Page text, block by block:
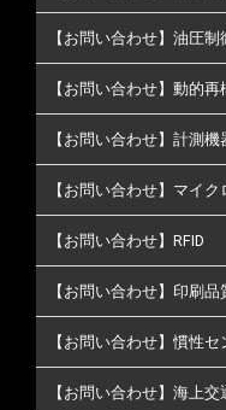
【お問い合わせ】油圧制
【お問い合わせ】動的
【お問い合わせ】計測機
【お問い合わせ】マイ
【お問い合わせ】RFID
【お問い合わせ】印刷
【お問い合わせ】慣性
【お問い合わせ】海上交